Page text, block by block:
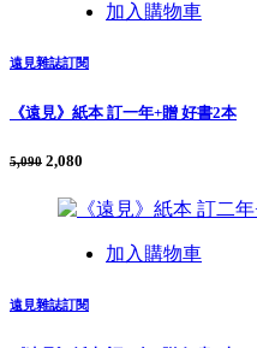
加入購物車
遠見雜誌訂閱
《遠見》紙本 訂一年+贈 好書2本
5,090 2,080
加入購物車
遠見雜誌訂閱